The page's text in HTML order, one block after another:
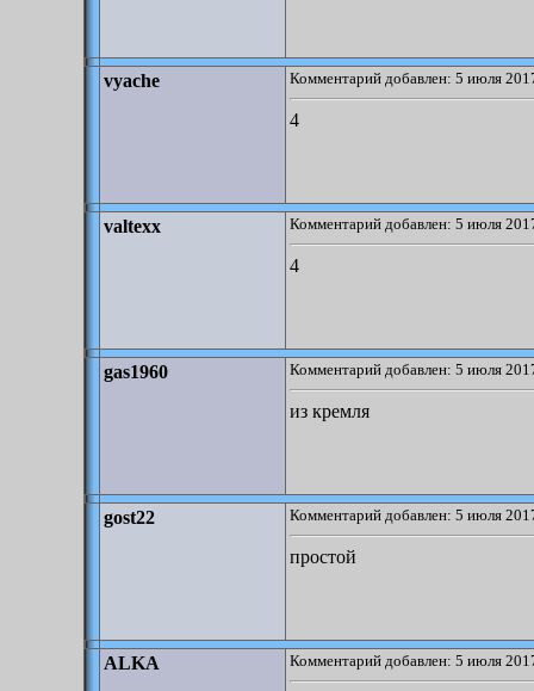
vyache Комментарий добавлен: 5 июля
4
valtexx Комментарий добавлен: 5 июля
4
gas1960 Комментарий добавлен: 5 июля
из кремля
gost22 Комментарий добавлен: 5 июля
простой
ALKA Комментарий добавлен: 5 июля